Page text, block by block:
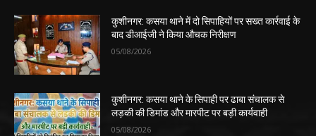
कुशीनगर: कसया थाने में दो सिपाहियों पर सख्त कार्रवाई के
बाद डीआईजी ने किया औचक निरीक्षण
05/08/2026
कुशीनगर: कसया थाने के सिपाही पर ढाबा संचालक से
लड़की की डिमांड और मारपीट पर बड़ी कार्यवाही
05/08/2026